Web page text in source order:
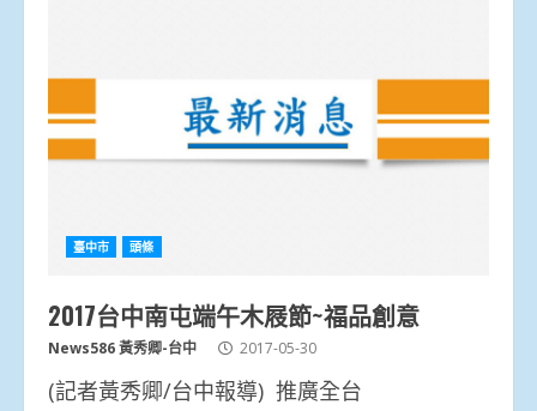
臺中市 頭條
2017台中南屯端午木屐節~福品創意
News586 黃秀卿-台中 2017-05-30
(記者黃秀卿/台中報導) 推廣全台